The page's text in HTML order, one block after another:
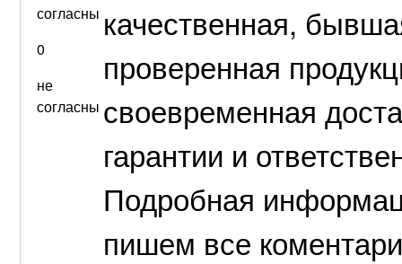
согласны
0
не
согласны
качественная,
проверенная
своевременная
гарантии и
Подробная
пишем все